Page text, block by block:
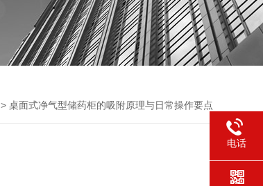
> 桌面式净气型储药柜的吸附原理与日常操作要点
电话